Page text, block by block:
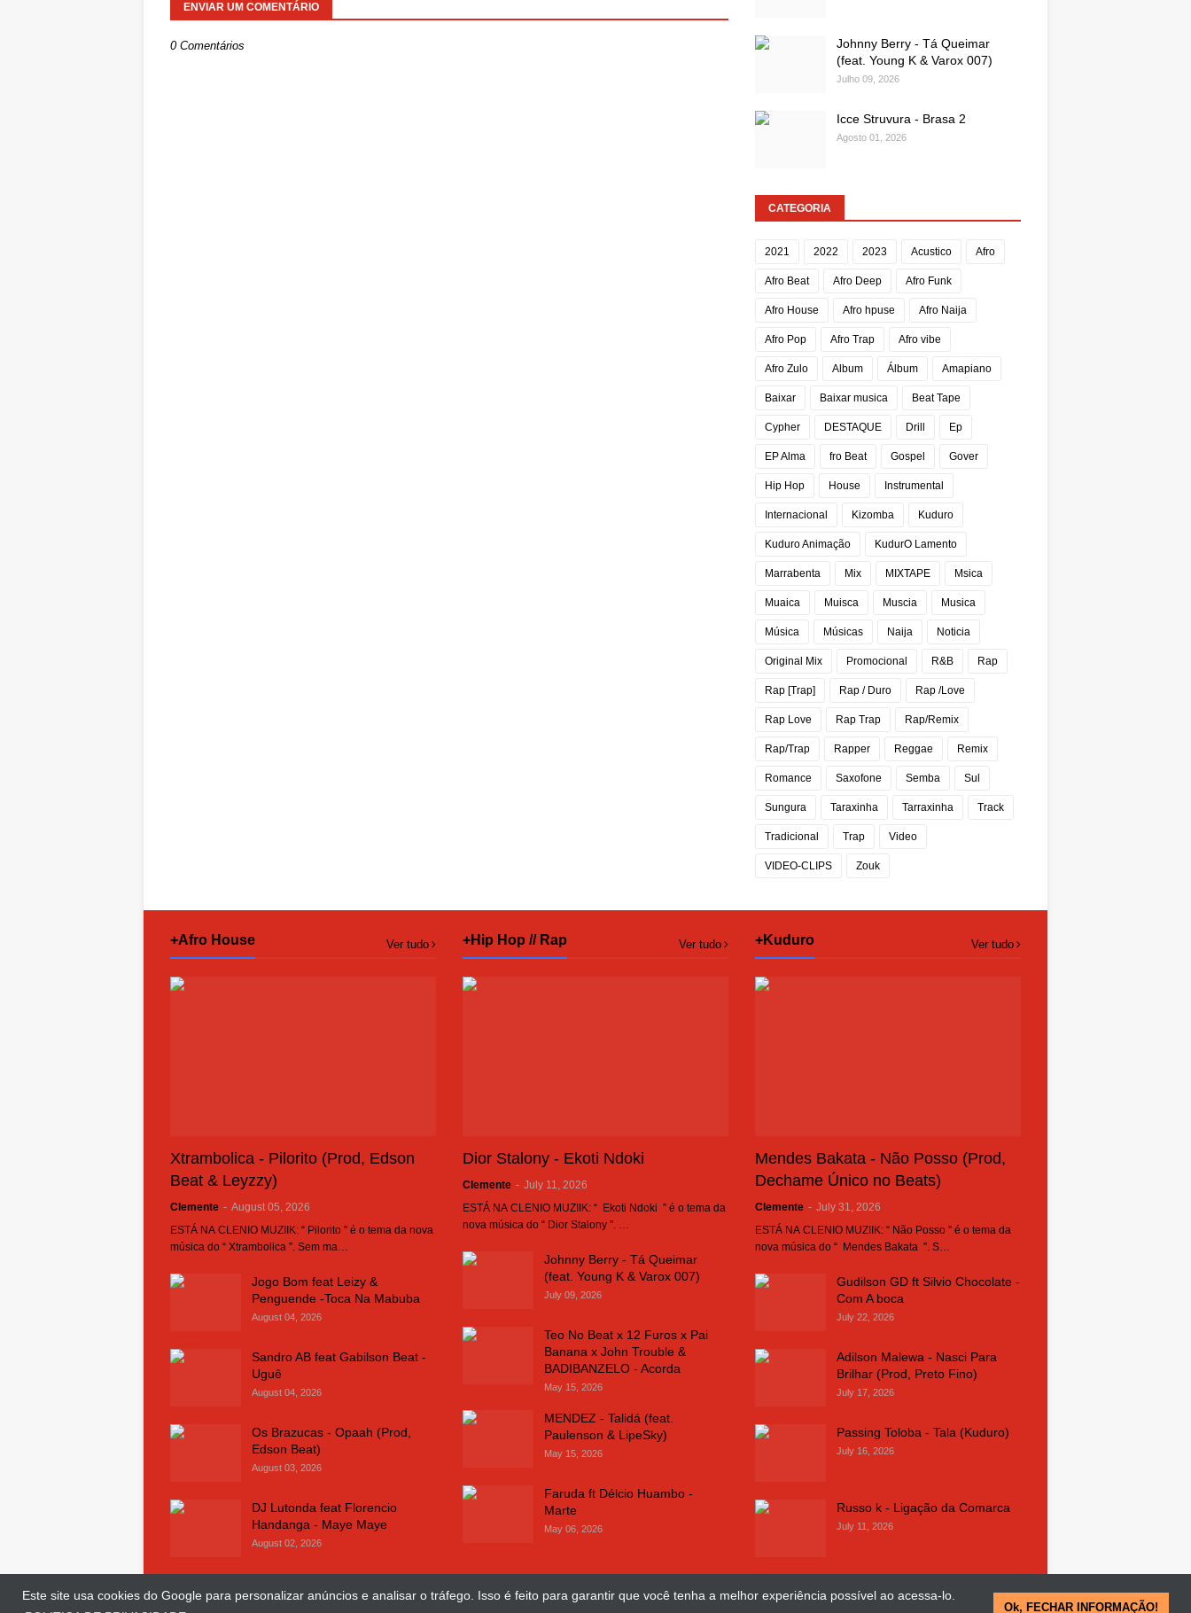
Este site usa cookies do Google para personalizar anúncios e analisar o tráfego. Isso é feito para garantir que você tenha a melhor experiência possível ao acessa-lo.
Ok, FECHAR INFORMAÇÃO!
ENVIAR UM COMENTÁRIO
0 Comentários
Johnny Berry - Tá Queimar
(feat. Young K & Varox 007)
Julho 09, 2026
Icce Struvura - Brasa 2
Agosto 01, 2026
CATEGORIA
2021 2022 2023 Acustico Afro
Afro Beat Afro Deep Afro Funk
Afro House Afro hpuse Afro Naija
Afro Pop Afro Trap Afro vibe
Afro Zulo Album Álbum Amapiano
Baixar Baixar musica Beat Tape
Cypher DESTAQUE Drill Ep
EP Alma fro Beat Gospel Gover
Hip Hop House Instrumental
Internacional Kizomba Kuduro
Kuduro Animação KudurO Lamento
Marrabenta Mix MIXTAPE Msica
Muaica Muisca Muscia Musica
Música Músicas Naija Noticia
Original Mix Promocional R&B Rap
Rap [Trap] Rap / Duro Rap /Love
Rap Love Rap Trap Rap/Remix
Rap/Trap Rapper Reggae Remix
Romance Saxofone Semba Sul
Sungura Taraxinha Tarraxinha Track
Tradicional Trap Video
VIDEO-CLIPS Zouk
+Afro House Ver tudo
Xtrambolica - Pilorito (Prod, Edson
Beat & Leyzzy)
Clemente - August 05, 2026
ESTÁ NA CLENIO MUZIIK: “ Pilorito ” é o tema da nova
música do “ Xtrambolica ”. Sem ma…
Jogo Bom feat Leizy &
Penguende -Toca Na Mabuba
August 04, 2026
Sandro AB feat Gabilson Beat -
Uguê
August 04, 2026
Os Brazucas - Opaah (Prod,
Edson Beat)
August 03, 2026
DJ Lutonda feat Florencio
Handanga - Maye Maye
August 02, 2026
+Hip Hop // Rap Ver tudo
Dior Stalony - Ekoti Ndoki
Clemente - July 11, 2026
ESTÁ NA CLENIO MUZIIK: “ Ekoti Ndoki ” é o tema da
nova música do “ Dior Stalony ”. …
Johnny Berry - Tá Queimar
(feat. Young K & Varox 007)
July 09, 2026
Teo No Beat x 12 Furos x Pai
Banana x John Trouble &
BADIBANZELO - Acorda
May 15, 2026
MENDEZ - Talidá (feat.
Paulenson & LipeSky)
May 15, 2026
Faruda ft Délcio Huambo -
Marte
May 06, 2026
+Kuduro Ver tudo
Mendes Bakata - Não Posso (Prod,
Dechame Único no Beats)
Clemente - July 31, 2026
ESTÁ NA CLENIO MUZIIK: “ Não Posso ” é o tema da
nova música do “ Mendes Bakata ”. S…
Gudilson GD ft Silvio Chocolate -
Com A boca
July 22, 2026
Adilson Malewa - Nasci Para
Brilhar (Prod, Preto Fino)
July 17, 2026
Passing Toloba - Tala (Kuduro)
July 16, 2026
Russo k - Ligação da Comarca
July 11, 2026
© Copyright 2018 and 2025 Clenio Muziik| Design WebJosé Chimuco